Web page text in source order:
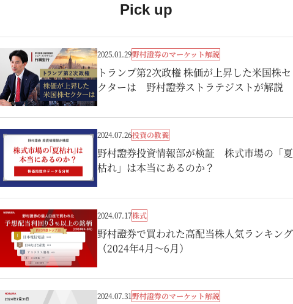
Pick up
2025.01.29野村證券のマーケット解説
トランプ第2次政権 株価が上昇した米国株セ
クターは 野村證券ストラテジストが解説
2024.07.26投資の教養
野村證券投資情報部が検証 株式市場の「夏
枯れ」は本当にあるのか？
2024.07.17株式
野村證券で買われた高配当株人気ランキング
（2024年4月～6月）
2024.07.31野村證券のマーケット解説